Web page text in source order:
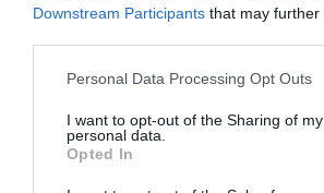
Downstream Participants that may
Please note that this website/app uses
not limited to your visit or usage
grant or deny consent to Google and its
use your data for below specified
consent section.
Personal Data Processing Opt Outs
I want to opt-out of the Sharing of my
personal data.
Opted In
20.06.2026 ΤΟΞΟΒΟΛΙΑ